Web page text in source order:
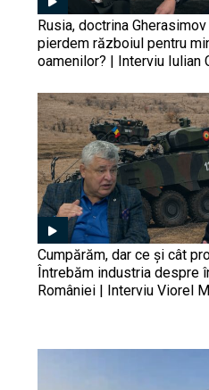
Rusia, doctrina
pierdem războiul pentru
oamenilor? | Interviu Iulian
Cumpărăm, dar ce și cât
Întrebăm industria despre
României | Interviu Viorel